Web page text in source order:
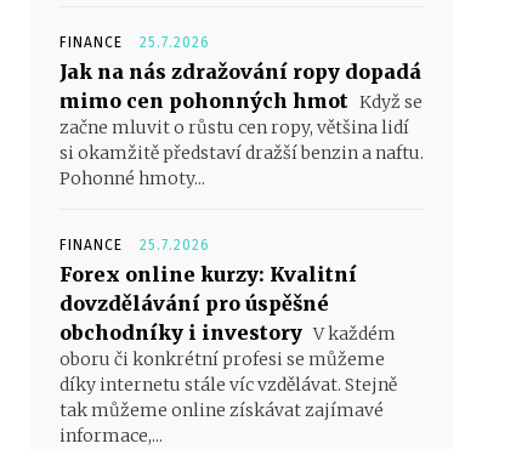
FINANCE 25.7.2026
Jak na nás zdražování ropy dopadá
mimo cen pohonných hmot Když se
začne mluvit o růstu cen ropy, většina lidí
si okamžitě představí dražší benzin a naftu.
Pohonné hmoty...
FINANCE 25.7.2026
Forex online kurzy: Kvalitní
dovzdělávání pro úspěšné
obchodníky i investory V každém
oboru či konkrétní profesi se můžeme
díky internetu stále víc vzdělávat. Stejně
tak můžeme online získávat zajímavé
informace,...